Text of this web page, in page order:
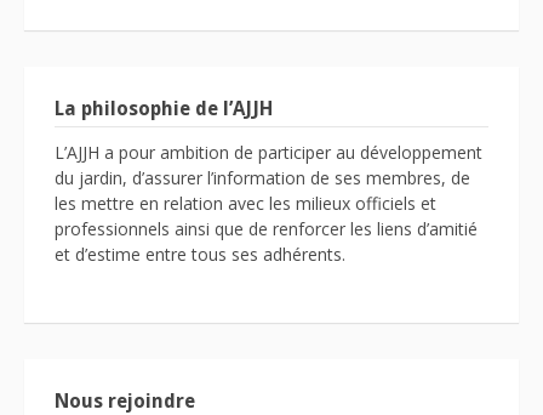
La philosophie de l’AJJH
L’AJJH a pour ambition de participer au développement
du jardin, d’assurer l’information de ses membres, de
les mettre en relation avec les milieux officiels et
professionnels ainsi que de renforcer les liens d’amitié
et d’estime entre tous ses adhérents.
Nous rejoindre